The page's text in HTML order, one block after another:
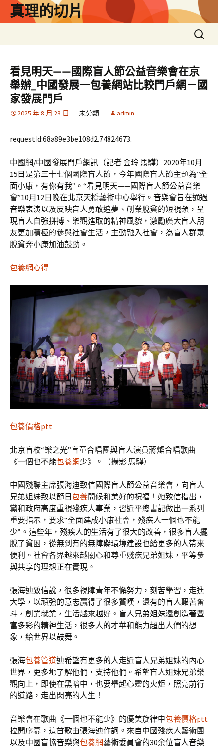
真理的切片
搜
尋
鍵
字:
看見明天——國際盲人節公益音樂會在京
舉辦_中國發展一包養網站比較門戶網－國
家發展門戶
2025 年 8 月 23 日 未分類 admin
requestId:68a89e3be108d2.74824673.
中國網/中國發展門戶網訊（記者 金玲 馬驊）2020年10月
15日是第三十七個國際盲人節，今年國際盲人節主題為“全
面小康，有你有我”。“看見明天——國際盲人節公益音樂
會”10月12日晚在北京天橋藝術中心舉行。音樂會旨在通過
音樂表演以及反映盲人勇敢追夢、創業脫貧的短視頻，呈
現盲人自強拼搏、樂觀進取的精神風貌，激勵廣大盲人朋
友更加積極的參與社會生活，主動融入社會，為盲人群眾
脫貧奔小康加油鼓勁。
包養網心得
包養價格ptt
北京盲校“樂之光”盲童合唱團與盲人演員蔣燦合唱歌曲
《一個也不能包養網少》。（攝影 馬驊）
中國殘聯主席張海迪致信國際盲人節公益音樂會，向盲人
兄弟姐妹致以節日包養問候和美好的祝福！她致信指出，
黨和政府高度重視殘疾人事業，習近平總書記做出一系列
重要指示，要求“全面建成小康社會，殘疾人一個也不能
少”。這些年，殘疾人的生活有了很大的改善，很多盲人擺
脫了貧困，從無到有的無障礙環境建設也給更多的人帶來
便利。社會各界越來越關心和尊重殘疾兄弟姐妹，平等參
與共享的理想正在實現。
張海迪致信說，很多視障青年不懈努力，刻苦學習，走進
大學，以頑強的意志贏得了很多贊嘆，還有的盲人艱苦奮
斗，創業就業，生活越來越好。盲人兄弟姐妹還創造著豐
富多彩的精神生活，很多人的才華和能力超出人們的想
象，給世界以鼓舞。
張海包養管道迪希望有更多的人走近盲人兄弟姐妹的內心
世界，更多地了解他們，支持他們。希望盲人姐妹兄弟樂
觀向上，即使在黑暗中，也要舉起心靈的火炬，照亮前行
的道路，走出閃亮的人生！
音樂會在歌曲《一個也不能少》的優美旋律中包養價格ptt
拉開序幕，這首歌由張海迪作詞。來自中國殘疾人藝術團
以及中國盲協音樂與包養網藝術委員會的30余位盲人音樂